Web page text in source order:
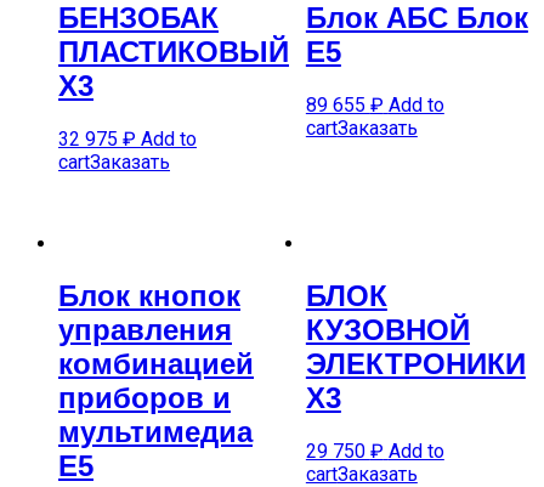
БЕНЗОБАК
ПЛАСТИКОВЫЙ
X3
32 975 ₽ Add to
cartЗаказать
Блок АБС Блок
E5
89 655 ₽ Add to
cartЗаказать
Блок кнопок
управления
комбинацией
приборов и
мультимедиа
E5
БЛОК
КУЗОВНОЙ
ЭЛЕКТРОНИКИ
X3
29 750 ₽ Add to
cartЗаказать